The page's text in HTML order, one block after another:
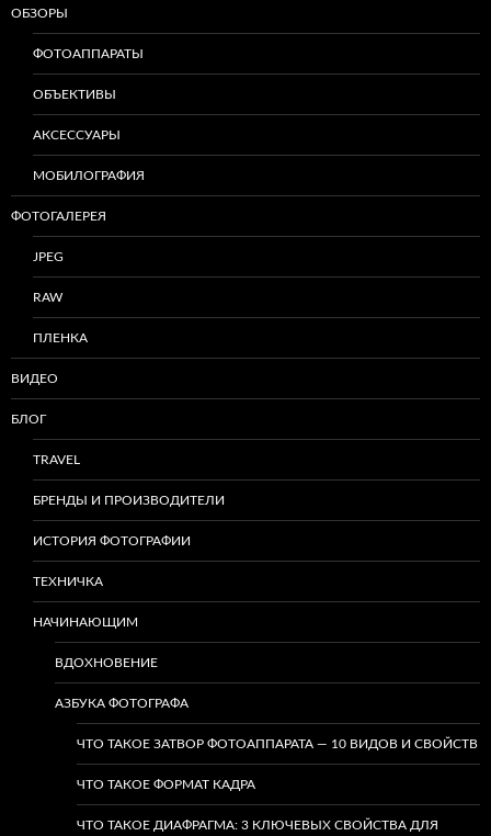
ОБЗОРЫ
ФОТОАППАРАТЫ
ОБЪЕКТИВЫ
АКСЕССУАРЫ
МОБИЛОГРАФИЯ
ФОТОГАЛЕРЕЯ
JPEG
RAW
ПЛЕНКА
ВИДЕО
БЛОГ
TRAVEL
БРЕНДЫ И ПРОИЗВОДИТЕЛИ
ИСТОРИЯ ФОТОГРАФИИ
ТЕХНИЧКА
НАЧИНАЮЩИМ
ВДОХНОВЕНИЕ
АЗБУКА ФОТОГРАФА
ЧТО ТАКОЕ ЗАТВОР ФОТОАППАРАТА — 10 ВИДОВ И СВОЙСТВ
ЧТО ТАКОЕ ФОРМАТ КАДРА
ЧТО ТАКОЕ ДИАФРАГМА: 3 КЛЮЧЕВЫХ СВОЙСТВА ДЛЯ